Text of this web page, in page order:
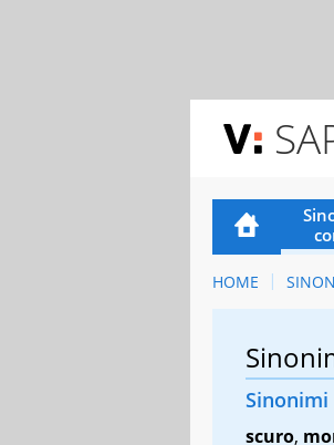
HOME
Sinonimi
scuro,